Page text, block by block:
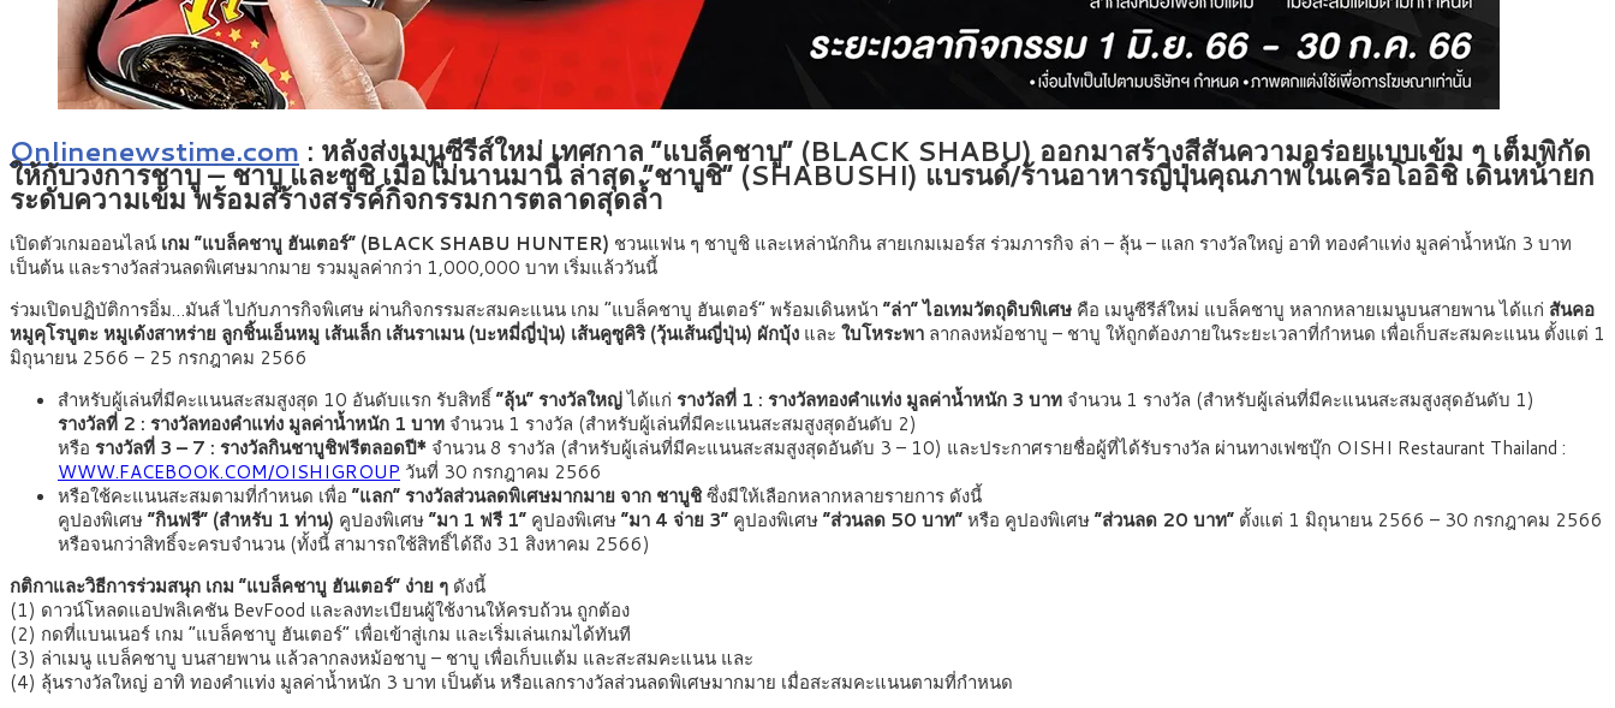
Onlinenewstime.com : หลังส่งเมนูซีรีส์ใหม่ เทศกาล “แบล็คชาบู” (BLACK SHABU) ออกมาสร้างสีสันความอร่อยแบบเข้ม ๆ เต็มพิกัด
ให้กับวงการชาบู – ชาบู และซูชิ เมื่อไม่นานมานี้ ล่าสุด “ชาบูชิ” (SHABUSHI) แบรนด์/ร้านอาหารญี่ปุ่นคุณภาพในเครือโออิชิ เดินหน้ายก
ระดับความเข้ม พร้อมสร้างสรรค์กิจกรรมการตลาดสุดล้ำ
เปิดตัวเกมออนไลน์ เกม “แบล็คชาบู ฮันเตอร์” (BLACK SHABU HUNTER) ชวนแฟน ๆ ชาบูชิ และเหล่านักกิน สายเกมเมอร์ส ร่วมภารกิจ ล่า – ลุ้น – แลก รางวัลใหญ่ อาทิ ทองคำแท่ง มูลค่าน้ำหนัก 3 บาท
เป็นต้น และรางวัลส่วนลดพิเศษมากมาย รวมมูลค่ากว่า 1,000,000 บาท เริ่มแล้ววันนี้
ร่วมเปิดปฏิบัติการอิ่ม…มันส์ ไปกับภารกิจพิเศษ ผ่านกิจกรรมสะสมคะแนน เกม “แบล็คชาบู ฮันเตอร์” พร้อมเดินหน้า “ล่า” ไอเทมวัตถุดิบพิเศษ คือ เมนูซีรีส์ใหม่ แบล็คชาบู หลากหลายเมนูบนสายพาน ได้แก่ สันคอ
หมูคุโรบูตะ หมูเด้งสาหร่าย ลูกชิ้นเอ็นหมู เส้นเล็ก เส้นราเมน (บะหมี่ญี่ปุ่น) เส้นคูซูคิริ (วุ้นเส้นญี่ปุ่น) ผักบุ้ง และ ใบโหระพา ลากลงหม้อชาบู – ชาบู ให้ถูกต้องภายในระยะเวลาที่กำหนด เพื่อเก็บสะสมคะแนน ตั้งแต่ 1
มิถุนายน 2566 – 25 กรกฎาคม 2566
สำหรับผู้เล่นที่มีคะแนนสะสมสูงสุด 10 อันดับแรก รับสิทธิ์“ลุ้น” รางวัลใหญ่ได้แก่ รางวัลที่ 1 : รางวัลทองคำแท่ง มูลค่าน้ำหนัก 3 บาท จำนวน 1 รางวัล (สำหรับผู้เล่นที่มีคะแนนสะสมสูงสุดอันดับ 1)
รางวัลที่ 2 : รางวัลทองคำแท่ง มูลค่าน้ำหนัก 1 บาท จำนวน 1 รางวัล (สำหรับผู้เล่นที่มีคะแนนสะสมสูงสุดอันดับ 2)
หรือ รางวัลที่ 3 – 7 : รางวัลกินชาบูชิฟรีตลอดปี* จำนวน 8 รางวัล (สำหรับผู้เล่นที่มีคะแนนสะสมสูงสุดอันดับ 3 – 10) และประกาศรายชื่อผู้ที่ได้รับรางวัล ผ่านทางเฟซบุ๊ก OISHI Restaurant Thailand :
WWW.FACEBOOK.COM/OISHIGROUP วันที่ 30 กรกฎาคม 2566
หรือใช้คะแนนสะสมตามที่กำหนด เพื่อ “แลก” รางวัลส่วนลดพิเศษมากมาย จาก ชาบูชิซึ่งมีให้เลือกหลากหลายรายการ ดังนี้
คูปองพิเศษ“กินฟรี” (สำหรับ 1 ท่าน) คูปองพิเศษ“มา 1 ฟรี 1” คูปองพิเศษ“มา 4 จ่าย 3” คูปองพิเศษ“ส่วนลด 50 บาท”หรือ คูปองพิเศษ“ส่วนลด 20 บาท” ตั้งแต่ 1 มิถุนายน 2566 – 30 กรกฎาคม 2566
หรือจนกว่าสิทธิ์จะครบจำนวน (ทั้งนี้ สามารถใช้สิทธิ์ได้ถึง 31 สิงหาคม 2566)
กติกาและวิธีการร่วมสนุก เกม “แบล็คชาบู ฮันเตอร์” ง่าย ๆ ดังนี้
(1) ดาวน์โหลดแอปพลิเคชัน BevFood และลงทะเบียนผู้ใช้งานให้ครบถ้วน ถูกต้อง
(2) กดที่แบนเนอร์ เกม “แบล็คชาบู ฮันเตอร์” เพื่อเข้าสู่เกม และเริ่มเล่นเกมได้ทันที
(3) ล่าเมนู แบล็คชาบู บนสายพาน แล้วลากลงหม้อชาบู – ชาบู เพื่อเก็บแต้ม และสะสมคะแนน และ
(4) ลุ้นรางวัลใหญ่ อาทิ ทองคำแท่ง มูลค่าน้ำหนัก 3 บาท เป็นต้น หรือแลกรางวัลส่วนลดพิเศษมากมาย เมื่อสะสมคะแนนตามที่กำหนด